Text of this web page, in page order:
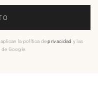
la política deprivacidad y las
Google.